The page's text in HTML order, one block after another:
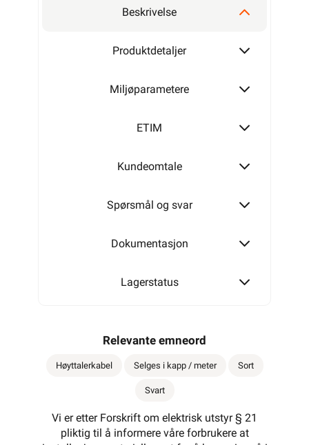
Beskrivelse
Produktdetaljer
Miljøparametere
ETIM
Kundeomtale
Spørsmål og svar
Dokumentasjon
Lagerstatus
Relevante emneord
Høyttalerkabel Selges i kapp / meter Sort
Svart
Vi er etter Forskrift om elektrisk utstyr § 21
pliktig til å informere våre forbrukere at